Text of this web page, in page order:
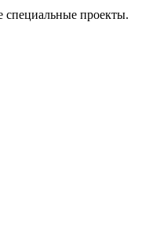
специальные проекты.